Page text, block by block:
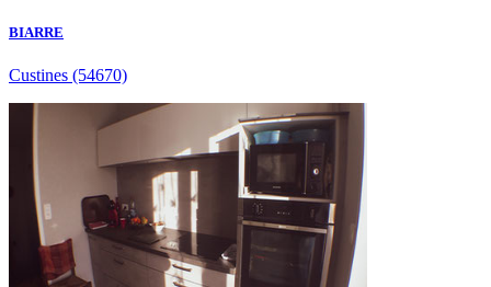
BIARRE
Custines (54670)